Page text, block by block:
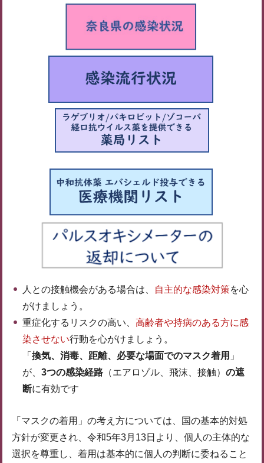
人との接触機会がある場合は、 自主的な感染対策を心
がけましょう。
重症化するリスクの高い、 高齢者や持病のある方に感
染させない行動を心がけましょう。
「 換気、消毒、距離、必要な場面でのマスク着用 」
が、 3つの感染経路 （エアロゾル、飛沫、接触） の遮
断に有効です
「マスクの着用」の考え方については、国の基本的対処
方針が変更され、令和5年3月13日より、個人の主体的な
選択を尊重し、着用は基本的に個人の判断に委ねること